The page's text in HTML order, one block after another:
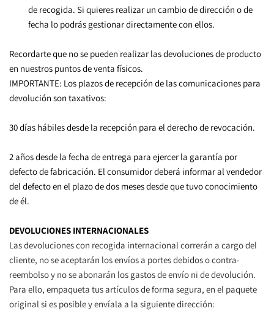
de recogida. Si quieres realizar un cambio de dirección o de
fecha lo podrás gestionar directamente con ellos.
Recordarte que no se pueden realizar las devoluciones de producto
en nuestros puntos de venta físicos.
IMPORTANTE: Los plazos de recepción de las comunicaciones para
devolución son taxativos:
30 días hábiles desde la recepción para el derecho de revocación.
2 años desde la fecha de entrega para ejercer la garantía por
defecto de fabricación. El consumidor deberá informar al vendedor
del defecto en el plazo de dos meses desde que tuvo conocimiento
de él.
DEVOLUCIONES INTERNACIONALES
Las devoluciones con recogida internacional correrán a cargo del
cliente, no se aceptarán los envíos a portes debidos o contra-
reembolso y no se abonarán los gastos de envío ni de devolución.
Para ello, empaqueta tus artículos de forma segura, en el paquete
original si es posible y envíala a la siguiente dirección: